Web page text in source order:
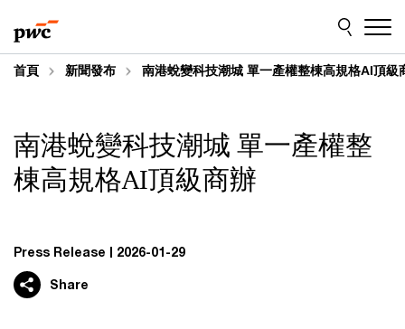
to
content
to
footer
首頁 新聞發布 南港蛻變科技潮城 單一產權整棟高規格AI頂級
南港蛻變科技潮城 單一產權整
棟高規格AI頂級商辦
Press Release 2026-01-29
Share